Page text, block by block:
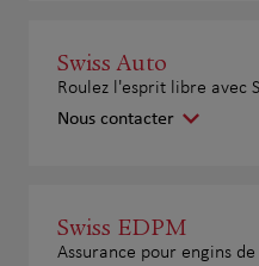
Swiss Auto
Roulez l'esprit libre avec
Nous contacter
Swiss EDPM
Assurance pour engins